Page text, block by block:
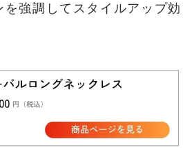
を強調してスタイルアップ効